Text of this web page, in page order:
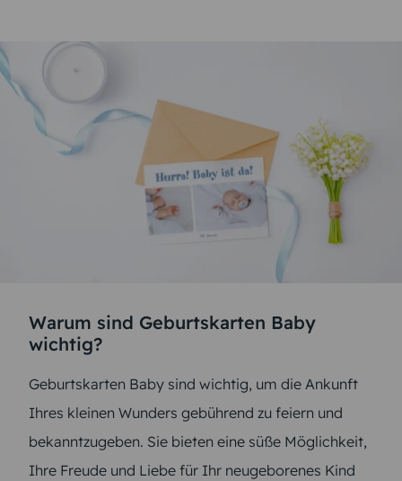
Warum sind Geburtskarten Baby
wichtig?
Geburtskarten Baby sind wichtig, um die Ankunft
Ihres kleinen Wunders gebührend zu feiern und
bekanntzugeben. Sie bieten eine süße Möglichkeit,
Ihre Freude und Liebe für Ihr neugeborenes Kind